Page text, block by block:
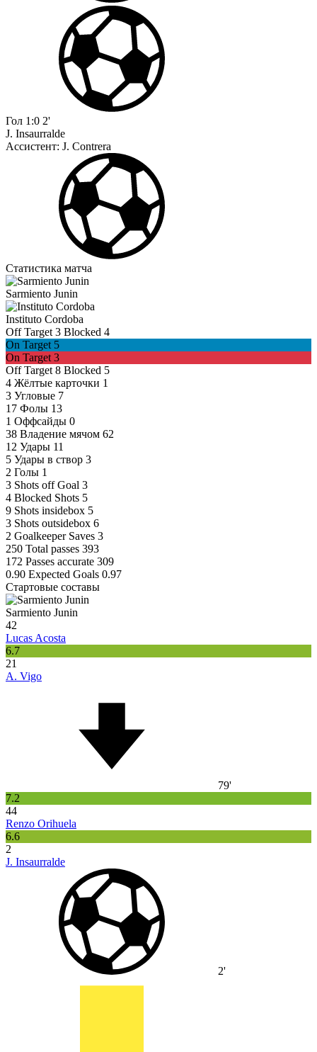
Гол 1:0 2'
J. Insaurralde
Ассистент: J. Contrera
Статистика матча
Sarmiento Junin
Instituto Cordoba
Off Target 3 Blocked 4
On Target 5
On Target 3
Off Target 8 Blocked 5
4 Жёлтые карточки 1
3 Угловые 7
17 Фолы 13
1 Оффсайды 0
38 Владение мячом 62
12 Удары 11
5 Удары в створ 3
2 Голы 1
3 Shots off Goal 3
4 Blocked Shots 5
9 Shots insidebox 5
3 Shots outsidebox 6
2 Goalkeeper Saves 3
250 Total passes 393
172 Passes accurate 309
0.90 Expected Goals 0.97
Стартовые составы
Sarmiento Junin
42
Lucas Acosta
6.7
21
A. Vigo
79'
7.2
44
Renzo Orihuela
6.6
2
J. Insaurralde
2'